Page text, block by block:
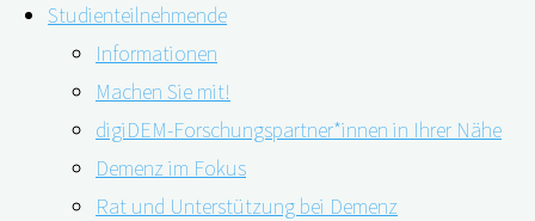
Studienteilnehmende
Informationen
Machen Sie mit!
digiDEM-Forschungspartner*innen in Ihrer Nähe
Demenz im Fokus
Rat und Unterstützung bei Demenz
27.04.202311.05.2023